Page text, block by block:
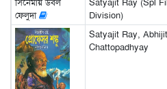
ফেলুদা
Division)
Satyajit Ray, Abhijit
Chattopadhyay